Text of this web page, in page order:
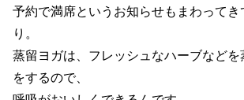
予約で満席というお知らせもまわって
り。
蒸留ヨガは、フレッシュなハーブなど
をするので、